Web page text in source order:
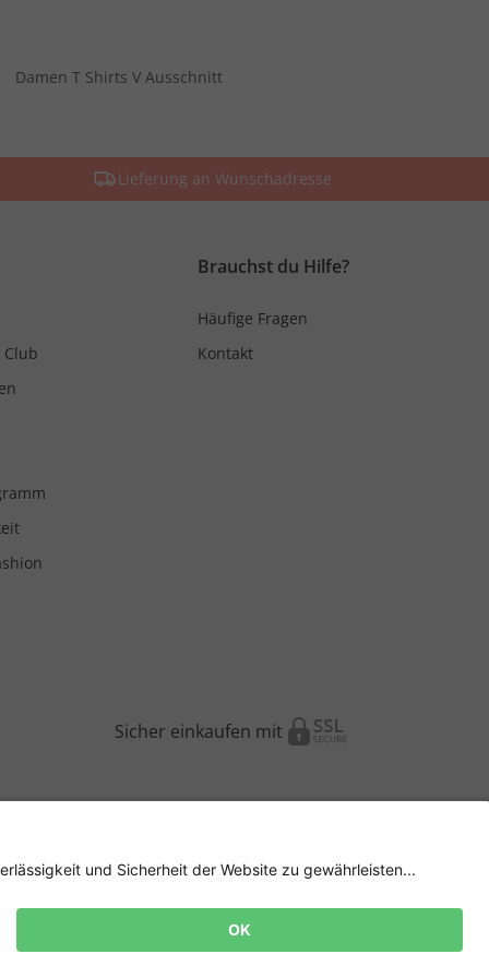
Damen T Shirts V Ausschnitt
Lieferung an Wunschadresse
Club
Brauchst du Hilfe?
Häufige Fragen
Kontakt
Sicher einkaufen mit